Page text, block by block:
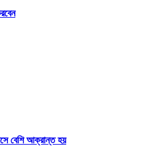
বেশি আক্রান্ত হয়